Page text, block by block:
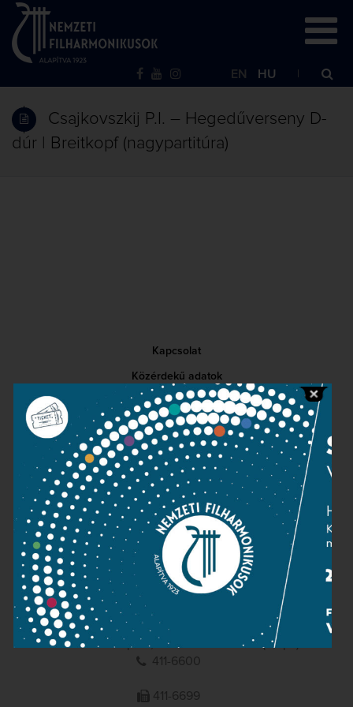
EN HU
Csajkovszkij P.I. – Hegedűverseny D-
dúr | Breitkopf (nagypartitúra)
Kapcsolat
Közérdekű adatok
Sajtószoba
Adatvédelem
Impresszum
NEMZETI
FILHARMONIKUSOK
1095 Budapest, Komor Marcell u. 1. (Müpa)
411-6600
411-6699